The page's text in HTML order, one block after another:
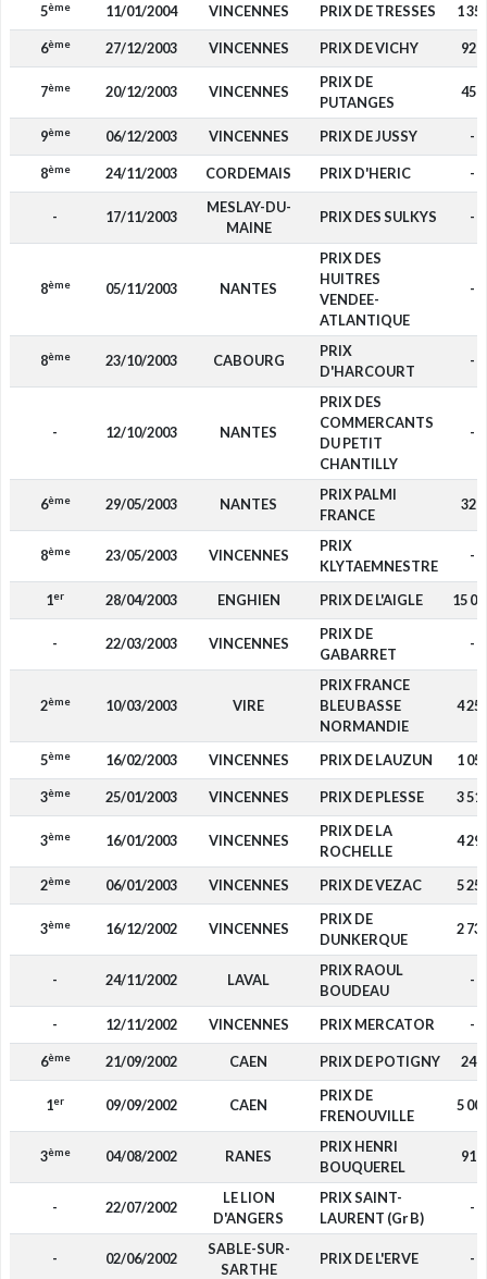
5ème 11/01/2004 VINCENNES PRIX DE TRESSES 1
6ème 27/12/2003 VINCENNES PRIX DE VICHY 920
7ème 20/12/2003 VINCENNES
PRIX DE
PUTANGES
450
9ème 06/12/2003 VINCENNES PRIX DE JUSSY -
8ème 24/11/2003 CORDEMAIS PRIX D'HERIC -
- 17/11/2003
MESLAY-DU-
MAINE
PRIX DES SULKYS -
8ème 05/11/2003 NANTES
PRIX DES
HUITRES
VENDEE-
ATLANTIQUE
-
8ème 23/10/2003 CABOURG
PRIX
D'HARCOURT
-
- 12/10/2003 NANTES
PRIX DES
COMMERCANTS
DU PETIT
CHANTILLY
-
6ème 29/05/2003 NANTES
PRIX PALMI
FRANCE
320
8ème 23/05/2003 VINCENNES
PRIX
KLYTAEMNESTRE
-
1er 28/04/2003 ENGHIEN PRIX DE L'AIGLE 15
- 22/03/2003 VINCENNES
PRIX DE
GABARRET
-
2ème 10/03/2003 VIRE
PRIX FRANCE
BLEU BASSE
NORMANDIE
4
5ème 16/02/2003 VINCENNES PRIX DE LAUZUN 1
3ème 25/01/2003 VINCENNES PRIX DE PLESSE 3
3ème 16/01/2003 VINCENNES
PRIX DE LA
ROCHELLE
4
2ème 06/01/2003 VINCENNES PRIX DE VEZAC 5
3ème 16/12/2002 VINCENNES
PRIX DE
DUNKERQUE
2
- 24/11/2002 LAVAL
PRIX RAOUL
BOUDEAU
-
- 12/11/2002 VINCENNES PRIX MERCATOR -
6ème 21/09/2002 CAEN PRIX DE POTIGNY 240
1er 09/09/2002 CAEN
PRIX DE
FRENOUVILLE
5
3ème 04/08/2002 RANES
PRIX HENRI
BOUQUEREL
910
- 22/07/2002
LE LION
D'ANGERS
PRIX SAINT-
LAURENT (Gr B)
-
- 02/06/2002
SABLE-SUR-
SARTHE
PRIX DE L'ERVE -